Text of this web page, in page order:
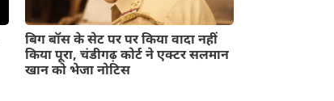
बिग बॉस के सेट पर पर किया वादा नहीं
किया पूरा, चंडीगढ़ कोर्ट ने एक्टर सलमान
खान को भेजा नोटिस